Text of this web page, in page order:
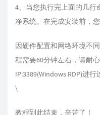
4、当您执行完上面的几
净系统。在完成安装前，
因硬件配置和网络环境不
程需要60分钟左右，请耐
IP:3389(Windows RDP)进行
\
教程到此结束，辛苦了！